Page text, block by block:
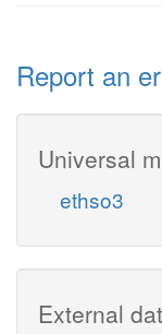
Report an
Universal
ethso3
External